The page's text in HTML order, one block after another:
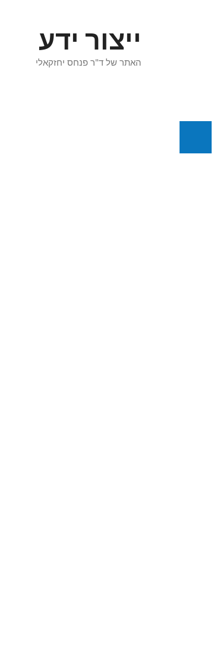
ייצור ידע
האתר של ד"ר פנחס יחזקאלי